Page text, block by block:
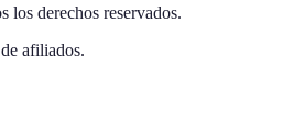
los derechos reservados.
afiliados.